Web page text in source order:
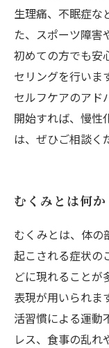
生理痛、不眠症な
た、スポーツ障害
初めての方でも安
セリングを行いま
セルフケアのアド
開始すれば、慢性
は、ぜひご相談く
むくみとは何か
むくみとは、体の
起こされる症状の
どに現れること
表現が用いられま
活習慣による運動
レス、食事の乱れ